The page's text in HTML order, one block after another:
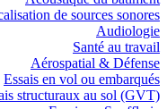
de sources sonores
Audiologie
Santé au travail
Aérospatial & Défense
Essais en vol ou embarqués
structuraux au sol (GVT)